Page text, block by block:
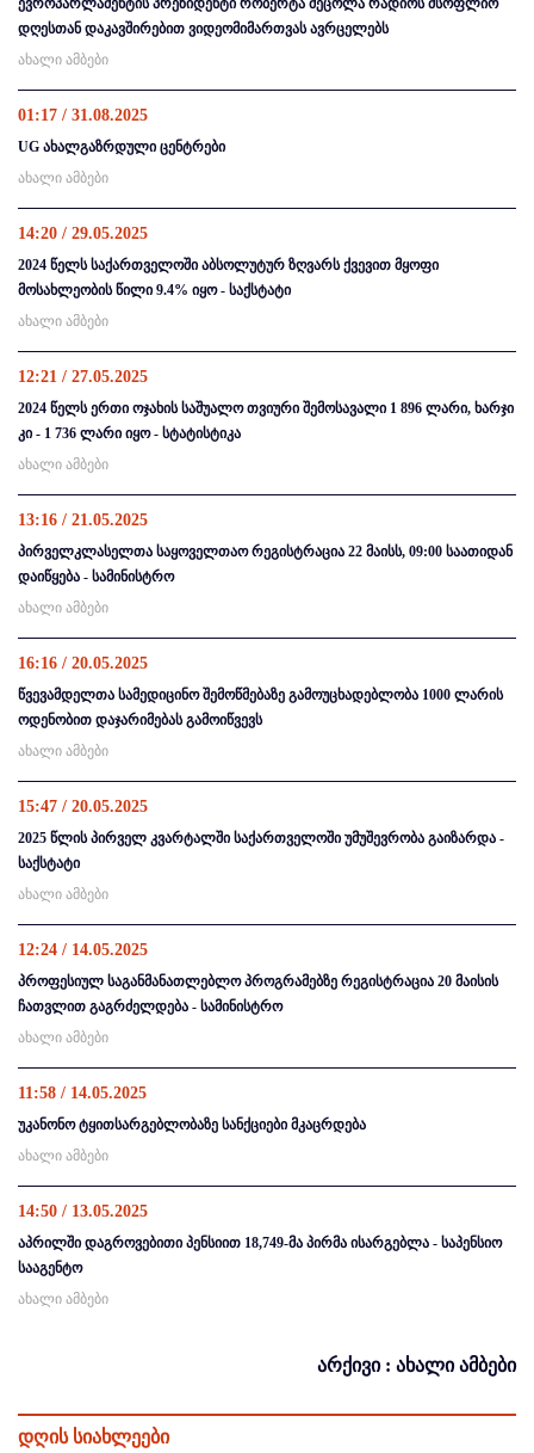
დღესთან დაკავშირებით ვიდეომიმართვას ავრცელებს
ახალი ამბები
01:17 / 31.08.2025
UG ახალგაზრდული ცენტრები
ახალი ამბები
14:20 / 29.05.2025
2024 წელს საქართველოში აბსოლუტურ ზღვარს ქვევით მყოფი
მოსახლეობის წილი 9.4% იყო - საქსტატი
ახალი ამბები
12:21 / 27.05.2025
2024 წელს ერთი ოჯახის საშუალო თვიური შემოსავალი 1 896 ლარი, ხარჯი
კი - 1 736 ლარი იყო - სტატისტიკა
ახალი ამბები
13:16 / 21.05.2025
პირველკლასელთა საყოველთაო რეგისტრაცია 22 მაისს, 09:00 საათიდან
დაიწყება - სამინისტრო
ახალი ამბები
16:16 / 20.05.2025
წვევამდელთა სამედიცინო შემოწმებაზე გამოუცხადებლობა 1000 ლარის
ოდენობით დაჯარიმებას გამოიწვევს
ახალი ამბები
15:47 / 20.05.2025
2025 წლის პირველ კვარტალში საქართველოში უმუშევრობა გაიზარდა -
საქსტატი
ახალი ამბები
12:24 / 14.05.2025
პროფესიულ საგანმანათლებლო პროგრამებზე რეგისტრაცია 20 მაისის
ჩათვლით გაგრძელდება - სამინისტრო
ახალი ამბები
11:58 / 14.05.2025
უკანონო ტყითსარგებლობაზე სანქციები მკაცრდება
ახალი ამბები
14:50 / 13.05.2025
აპრილში დაგროვებითი პენსიით 18,749-მა პირმა ისარგებლა - საპენსიო
სააგენტო
ახალი ამბები
არქივი : ახალი ამბები
დღის სიახლეები